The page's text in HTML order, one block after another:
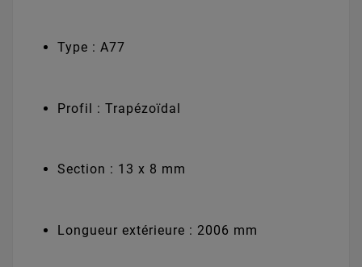
Type : A77
Profil : Trapézoïdal
Section : 13 x 8 mm
Longueur extérieure : 2006 mm